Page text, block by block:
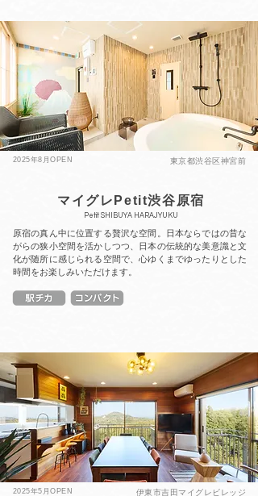
2025年8月OPEN 東京都渋谷区神宮前
マイグレPetit渋谷原宿
Petit SHIBUYA HARAJYUKU
原宿の真ん中に位置する贅沢な空間。日本ならではの昔な
がらの狭小空間を活かしつつ、日本の伝統的な美意識と文
化が随所に感じられる空間で、心ゆくまでゆったりとした
時間をお楽しみいただけます。
2025年5月OPEN 伊東市吉田マイグレビレッジ